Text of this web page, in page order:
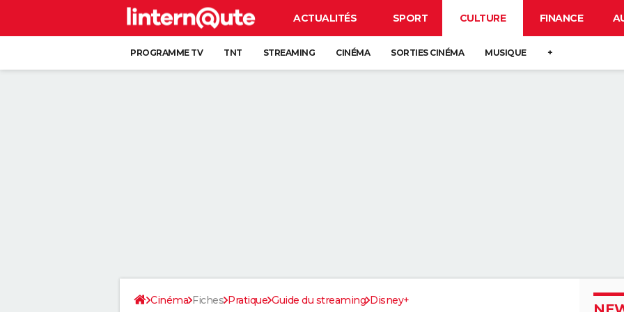
ACTUALITÉS SPORT CULTURE FINANCE
PROGRAMME TV TNT STREAMING CINÉMA SORTIES CINÉMA MUSIQUE +
Cinéma Fiches Pratique Guide du streaming Disney+